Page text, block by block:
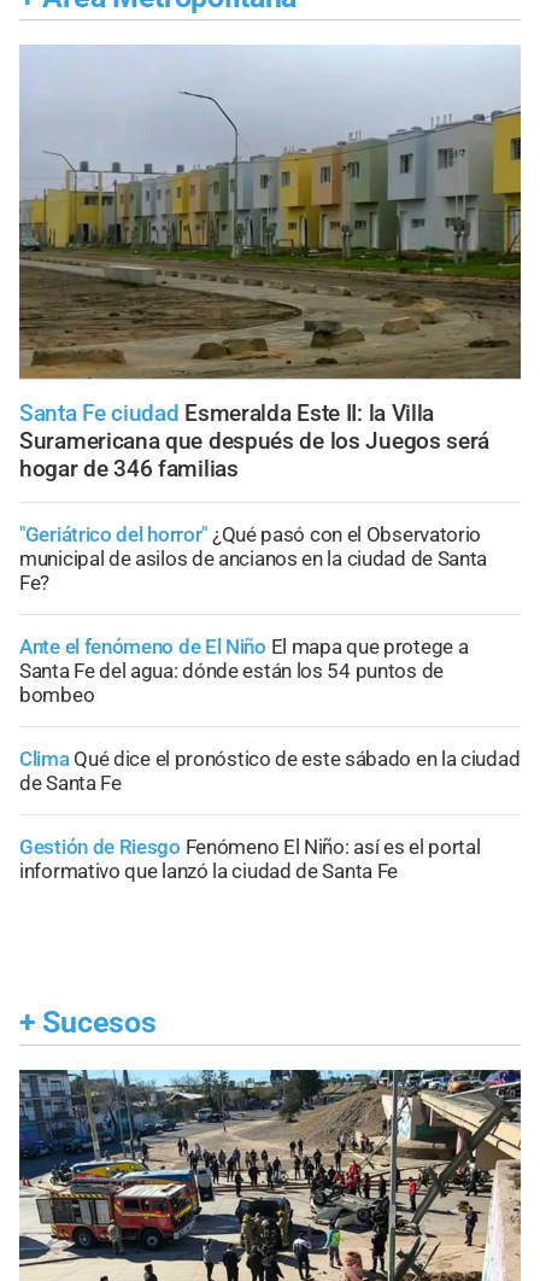
Santa Fe ciudad Esmeralda Este II: la Villa
Suramericana que después de los Juegos será
hogar de 346 familias
"Geriátrico del horror" ¿Qué pasó con el Observatorio
municipal de asilos de ancianos en la ciudad de Santa
Fe?
Ante el fenómeno de El Niño El mapa que protege a
Santa Fe del agua: dónde están los 54 puntos de
bombeo
Clima Qué dice el pronóstico de este sábado en la ciudad
de Santa Fe
Gestión de Riesgo Fenómeno El Niño: así es el portal
informativo que lanzó la ciudad de Santa Fe
+ Sucesos